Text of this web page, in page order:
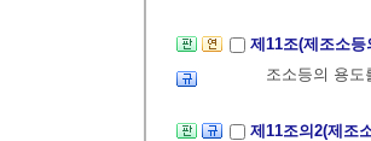
제11조(제조소
조소등의 용
제11조의2(제조